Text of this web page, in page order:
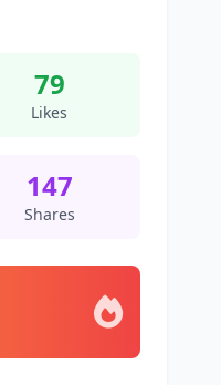
79
Likes
147
Shares